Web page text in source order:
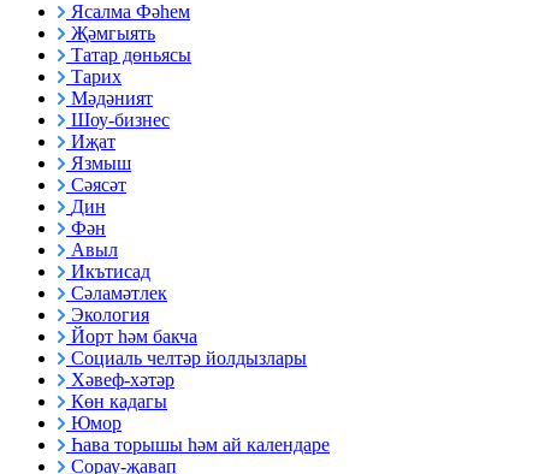
Ясалма Фәһем
Җәмгыять
Татар дөньясы
Тарих
Мәдәният
Шоу-бизнес
Иҗат
Язмыш
Сәясәт
Дин
Фән
Авыл
Икътисад
Сәламәтлек
Экология
Йорт һәм бакча
Социаль челтәр йолдызлары
Хәвеф-хәтәр
Көн кадагы
Юмор
Һава торышы һәм ай календаре
Сорау-җавап